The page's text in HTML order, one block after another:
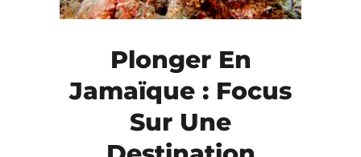
Plonger En
Jamaïque : Focus
Sur Une